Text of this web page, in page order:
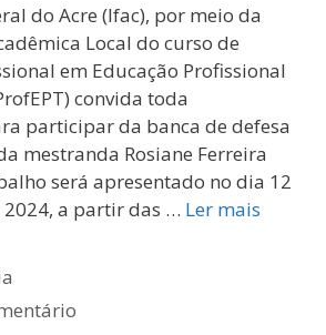
do Acre (Ifac), por meio da
Local do curso de
em Educação Profissional
convida toda
participar da banca de defesa
mestranda Rosiane Ferreira
será apresentado no dia 12
a partir das … Ler mais